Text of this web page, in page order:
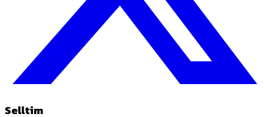
Selltim